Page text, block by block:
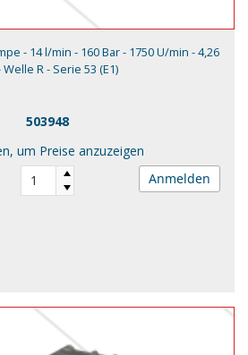
- 14 l/min - 160 Bar - 1750 U/min - 4,26
Welle R - Serie 53 (E1)
503948
um Preise anzuzeigen
Anmelden